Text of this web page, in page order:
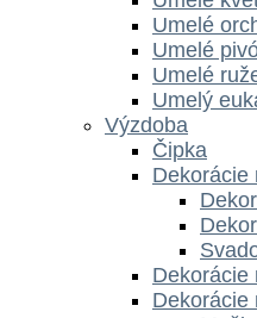
Umelé
Umelé
Umelé
Umelý
Výzdoba
Čipka
Dekorácie
Dekorácie
Dekorácie